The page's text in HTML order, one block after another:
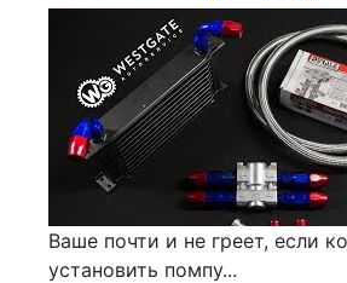
Ваше почти и не греет, если
установить помпу...